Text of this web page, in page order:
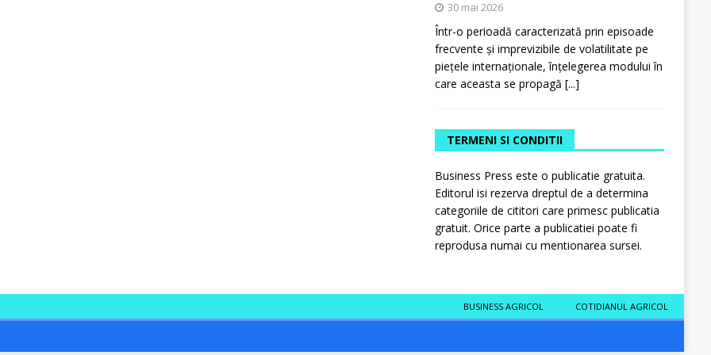
30 mai 2026
Într-o perioadă caracterizată prin episoade
frecvente și imprevizibile de volatilitate pe
piețele internaționale, înțelegerea modului în
care aceasta se propagă [...]
TERMENI SI CONDITII
Business Press este o publicatie gratuita.
Editorul isi rezerva dreptul de a determina
categoriile de cititori care primesc publicatia
gratuit. Orice parte a publicatiei poate fi
reprodusa numai cu mentionarea sursei.
BUSINESS AGRICOL COTIDIANUL AGRICOL